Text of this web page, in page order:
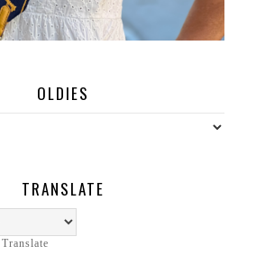
OLDIES
TRANSLATE
Translate